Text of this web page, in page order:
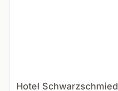
Hotel Schwarzschmied